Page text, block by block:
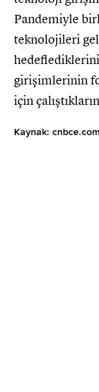
Pandemiyle
teknolojileri
girişimlerinin
için
Kaynak: cnbce.com